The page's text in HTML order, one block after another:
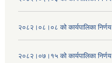
२०८२।०८।०८ को कार्यपालिका निर्णय
२०८२।०७।१५ को कार्यपालिका निर्णय